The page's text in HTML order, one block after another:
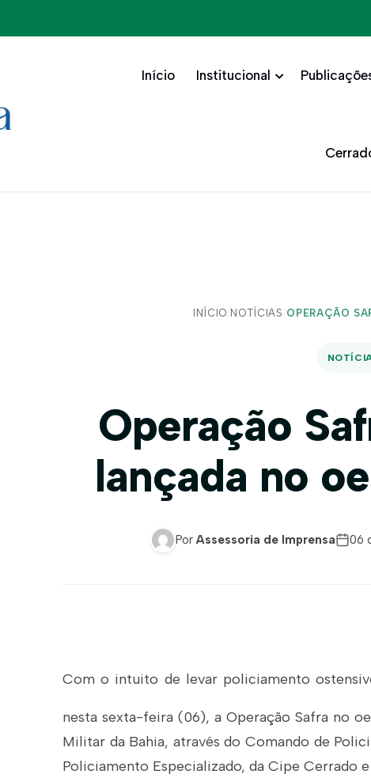
Início Institucional
INÍCIO/ NOTÍCIAS /OPERAÇÃO
Operação
lançada no
Por Assessoria de Imprensa 06
Com o intuito de levar policiamento
nesta sexta-feira (06), a Operação Safra no
Militar da Bahia, através do Comando de
Policiamento Especializado, da Cipe Cerrado